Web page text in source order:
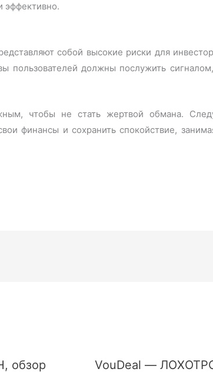
эффективно.
собой высокие риски для
пользователей должны послужить
чтобы не стать жертвой обмана.
финансы и сохранить спокойствие,
обзор
VouDeal —